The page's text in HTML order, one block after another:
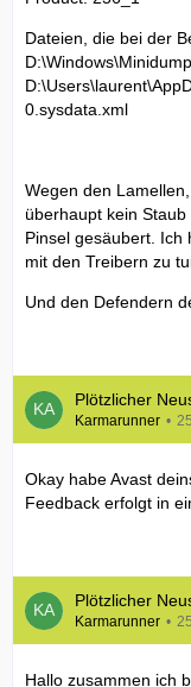
Dateien, die bei der
0.sysdata.xml
Wegen den
überhaupt kein
Pinsel gesäubert. Ich
mit den Treibern zu
Und den Defendern
Plötzlicher
Karmarunner
Okay habe Avast
Feedback erfolgt in
Plötzlicher
Karmarunner
Hallo zusammen ich